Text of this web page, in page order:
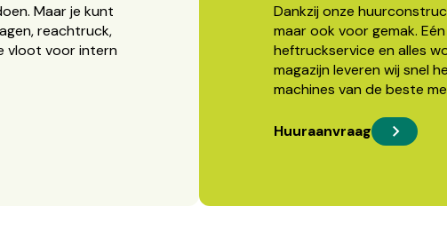
Maar je kunt
reachtruck,
vloot voor intern
Dankzij onze
maar ook voor gemak.
heftruckservice en alles
magazijn leveren wij snel
machines van de beste
Huuraanvraag